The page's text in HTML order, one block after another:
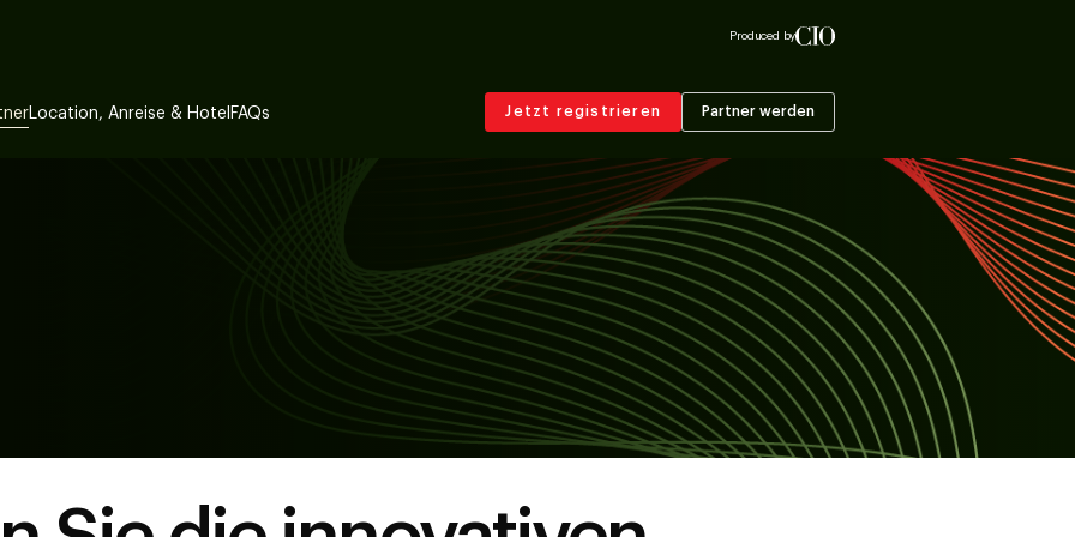
Produced by
Location, Anreise & Hotel FAQs Jetzt registrieren Partner werden